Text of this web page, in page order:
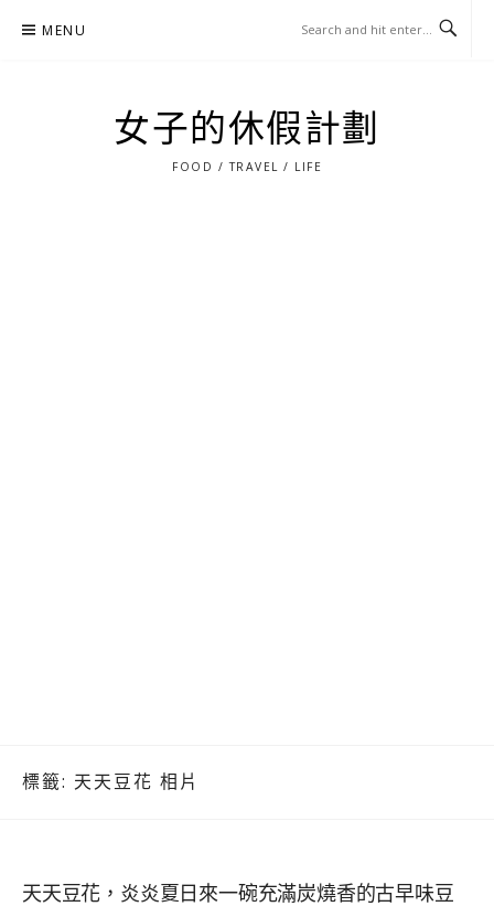
MENU
女子的休假計劃
FOOD / TRAVEL / LIFE
標籤: 天天豆花 相片
天天豆花，炎炎夏日來一碗充滿炭燒香的古早味豆